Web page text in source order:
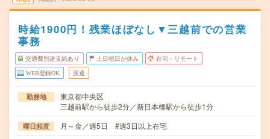
時給1900円！残業ほぼなし▼三越前での営業
事務
交通費別途支給あり 土日祝日が休み 在宅・リモート
WEB登録OK 派遣
勤務地
東京都中央区
三越前駅から徒歩2分／新日本橋駅から徒歩1分
曜日頻度 月～金／週5日 #週3日以上在宅